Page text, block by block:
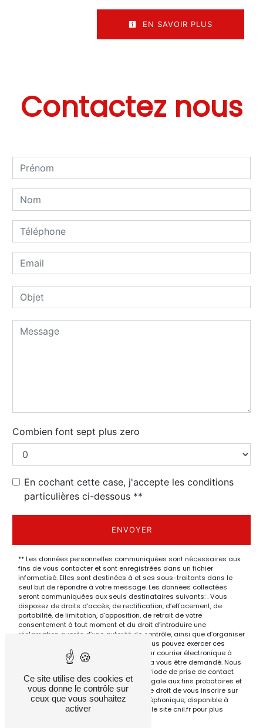
EN SAVOIR PLUS
Contactez nous
Combien font sept plus zero
En cochant cette case, j'accepte les conditions
particulières ci-dessous **
ENVOYER
** Les données personnelles communiquées sont nécessaires aux
fins de vous contacter et sont enregistrées dans un fichier
informatisé. Elles sont destinées à et ses sous-traitants dans le
seul but de répondre à votre message. Les données collectées
seront communiquées aux seuls destinataires suivants: . Vous
disposez de droits d’accès, de rectification, d’effacement, de
portabilité, de limitation, d’opposition, de retrait de votre
consentement à tout moment et du droit d’introduire une
réclamation auprès d’une autorité de contrôle, ainsi que d’organiser
le sort de vos données post-mortem. Vous pouvez exercer ces
droits par voie postale à l'adresse ou par courrier électronique à
l'adresse . Un justificatif d'identité pourra vous être demandé. Nous
conservons vos données pendant la période de prise de contact
puis pendant la durée de prescription légale aux fins probatoires et
de gestion des contentieux. Vous avez le droit de vous inscrire sur
la liste d'opposition au démarchage téléphonique, disponible à
cette adresse:Bloctel.gouv.fr
. Consultez le site cnil.fr pour plus
Ce site utilise des cookies et
vous donne le contrôle sur
ceux que vous souhaitez
activer